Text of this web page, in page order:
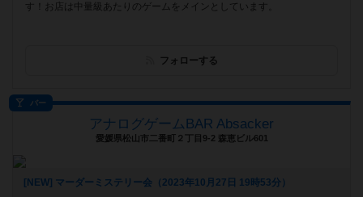
す！お店は中量級あたりのゲームをメインとしています。
フォローする
バー
アナログゲームBAR Absacker
愛媛県松山市二番町２丁目9-2 森恵ビル601
[NEW] マーダーミステリー会（2023年10月27日 19時53分）